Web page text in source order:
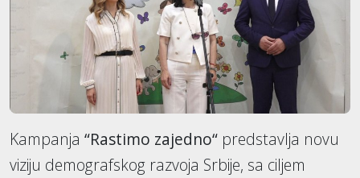
Kampanja “Rastimo zajedno“ predstavlja novu
viziju demografskog razvoja Srbije, sa ciljem